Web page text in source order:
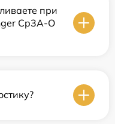
при
Cp3A-O